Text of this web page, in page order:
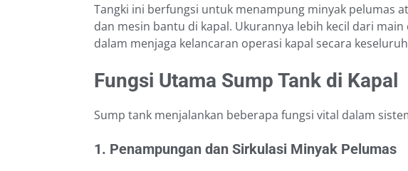
Tangki ini berfungsi untuk menampung minyak pelumas
dan mesin bantu di kapal. Ukurannya lebih kecil dari
dalam menjaga kelancaran operasi kapal secara
Fungsi Utama Sump Tank di Kapal
Sump tank menjalankan beberapa fungsi vital dalam
1. Penampungan dan Sirkulasi Minyak Pelumas